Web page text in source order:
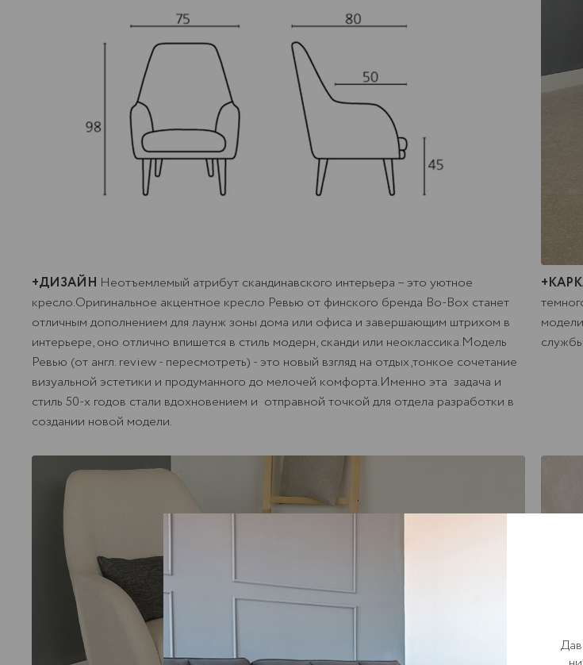
+ДИЗАЙН Неотъемлемый атрибут скандинавского интерьера – это уютное
кресло.Оригинальное акцентное кресло Ревью от финского бренда Bo-Box станет
отличным дополнением для лаунж зоны дома или офиса и завершающим штрихом в
интерьере, оно отлично впишется в стиль модерн, сканди или неоклассика.Модель
Ревью (от англ. review - пересмотреть) - это новый взгляд на отдых,тонкое сочетание
визуальной эстетики и продуманного до мелочей комфорта.Именно эта задача и
стиль 50-х годов стали вдохновением и отправной точкой для отдела разработки в
создании новой модели.